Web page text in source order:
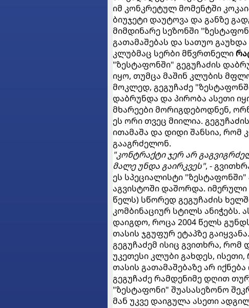
იმ კონკრეტულ მომენტში
ბიუჯეტი დაუტოვა და განზე
მიმდინარე სეზონში
გათამაშებას და სათუო
კლუბმაც სერბი მწვრთნელი
"ზესტაფონში" გეგუჩაძის
იყო, თუმცა მაშინ კლუბის
მოკლედ, გეგუჩაძე
დაბრუნდა და პირობა ასეთი
მხარეები მორიგდებოდნენ,
ეს ორი თვეც მიილია.
ითამაშა და დიდი შანსია,
გააგრძელონ.
"კონტრაქტი ჯერ არ
მალე უნდა გაირკვეს", -
ეს სპეციალისტი
აგვისტოში დაშორდა. იმერული
წელს) სწორედ გეგუჩაძის
კომბინაციურ სტილს ანიჭებს.
დაიგდო, როცა 2004 წელს
თასის ჯგუფურ ეტაპზე გაიყვანა.
გეგუჩაძემ ისიც გვითხრა, რომ
უკეთესი კლუბი გახდეს,
თასის გათამაშებაზე არ
გეგუჩაძე რამდენიმე დღით
"ზესტაფონი" შუასასეზონო
მან უკვე დაიგულა ასეთი